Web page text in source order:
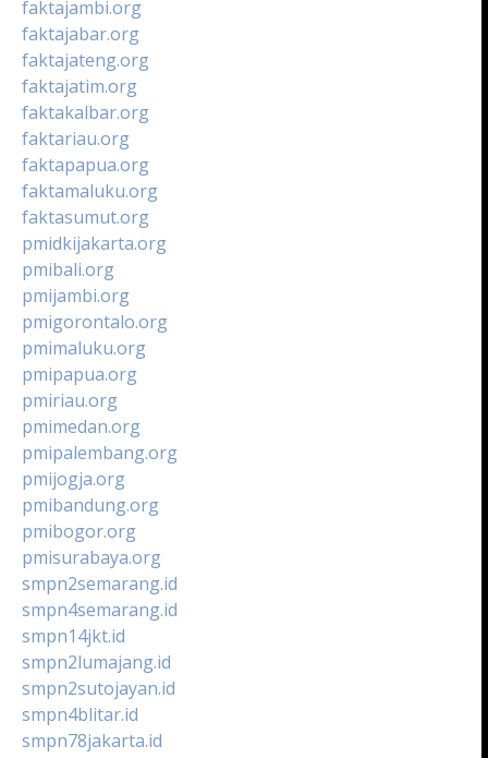
faktajambi.org
faktajabar.org
faktajateng.org
faktajatim.org
faktakalbar.org
faktariau.org
faktapapua.org
faktamaluku.org
faktasumut.org
pmidkijakarta.org
pmibali.org
pmijambi.org
pmigorontalo.org
pmimaluku.org
pmipapua.org
pmiriau.org
pmimedan.org
pmipalembang.org
pmijogja.org
pmibandung.org
pmibogor.org
pmisurabaya.org
smpn2semarang.id
smpn4semarang.id
smpn14jkt.id
smpn2lumajang.id
smpn2sutojayan.id
smpn4blitar.id
smpn78jakarta.id